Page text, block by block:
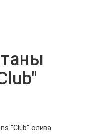
"Club" олива